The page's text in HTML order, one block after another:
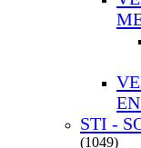
STI -
(1049)